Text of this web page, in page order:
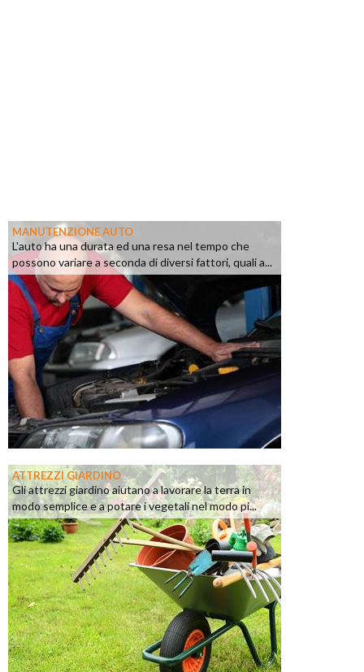
MANUTENZIONE AUTO
L'auto ha una durata ed una resa nel tempo che
possono variare a seconda di diversi fattori, quali a...
ATTREZZI GIARDINO
Gli attrezzi giardino aiutano a lavorare la terra in
modo semplice e a potare i vegetali nel modo pi...